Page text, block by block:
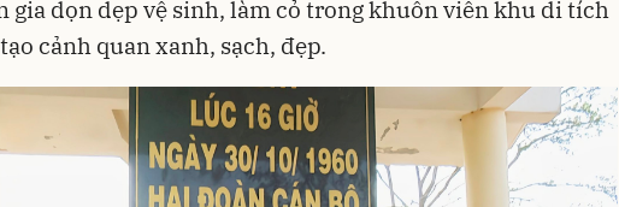
gia dọn dẹp vệ sinh, làm cỏ trong khuôn viên khu di tích
cảnh quan xanh, sạch, đẹp.